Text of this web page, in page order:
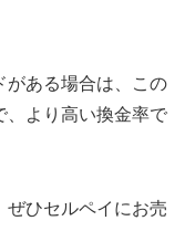
がある場合は、この
、より高い換金率で
ぜひセルペイにお売